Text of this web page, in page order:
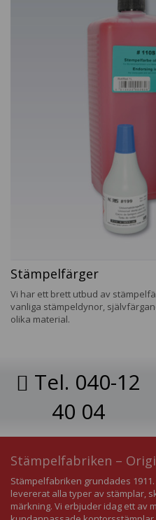
Stämpelfärger
Vi har ett brett utbud av
vanliga stämpeldynor,
olika material.
Tel. 040-12
40 04
Stämpelfabriken –
Stämpelfabriken grundades
levererat alla typer av stämplar,
märkning. Vi erbjuder idag ett av